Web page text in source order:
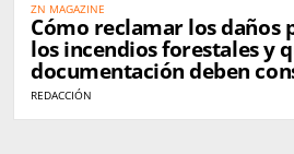
ZN MAGAZINE
Cómo reclamar los daños
los incendios forestales y
documentación deben
afectados
REDACCIÓN